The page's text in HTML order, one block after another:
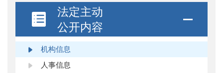
法定主动
公开内容
机构信息
人事信息